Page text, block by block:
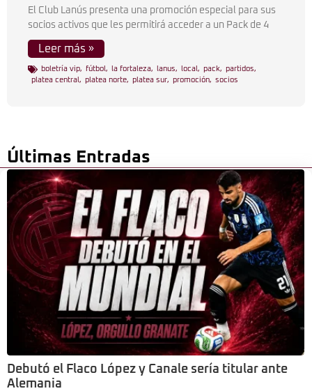
El Club Lanús presenta una promoción especial para sus
socios activos que les permitirá acceder a un Pack de 4
Leer más »
boletría vip, fútbol , la fortaleza, lanus, local , pack, partidos,
platea central , platea norte, platea sur, promoción, socios
Últimas Entradas
Debutó el Flaco López y Canale sería titular ante
Alemania